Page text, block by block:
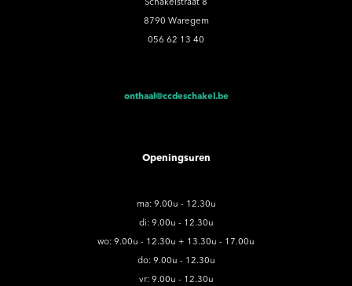
Schakelstraat 8
8790 Waregem
056 62 13 40
onthaal@ccdeschakel.be
Openingsuren
ma: 9.00u - 12.30u
di: 9.00u - 12.30u
wo: 9.00u - 12.30u + 13.30u - 17.00u
do: 9.00u - 12.30u
vr: 9.00u - 12.30u